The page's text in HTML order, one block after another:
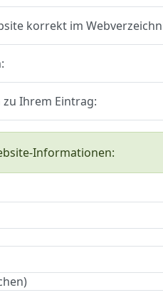
korrekt im
Ihrem Eintrag:
Informationen: